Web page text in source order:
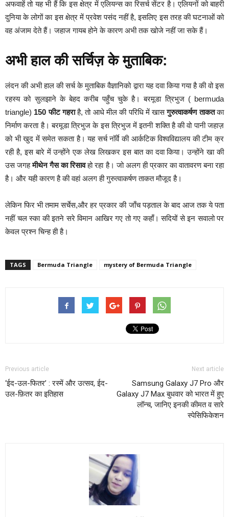
अफवाहें तो यह भी हैं कि इस क्षेत्र में एलियन्स का रिसर्च सेंटर है। एलियनों को बाहरी
दुनिया के लोगों का इस क्षेत्र में प्रवेश पसंद नहीं है, इसलिए इस तरह की घटनाओं को
वह अंजाम देते हैं। जहाज गायब होने के कारण अभी तक खोजे नहीं जा सके हैं।
अभी हाल की सर्चिज़ के मुताबिक:
लंदन की अभी हाल की सर्च के मुताबिक वैज्ञानिको द्वारा यह दवा किया गया है की वो इस
रहस्य को सुलझाने के बेहद करीब पहुँच चुके है। बरमूडा त्रिभुज ( bermuda
triangle) 150 फीट गहराहै, तो आधे मील की परिधि में खासगुरुत्वाकर्षण ताकतका
निर्माण करता है। बरमूडा त्रिभुज के इस त्रिभुज में इतनी शक्ति है की वो पानी जहाज़
को भी खुद में समेत सकता है। यह सर्च नॉर्वे की आर्कटिक विश्वविद्यालय की टीम क्र
रही है, इस बारे में उन्होंने एक लेख लिखकर इस बात का दवा किया। उन्होंने खा की
उस जगहमीथेन गैस का रिसावहो रहा है। जो अलग ही प्रकार का वातावरण बना रहा
है। और यही कारण है की वहां अलग ही गुरुत्वाकर्षण ताकत मौजूद है।
लेकिन फिर भी तमाम सर्चेस,और हर प्रकार की जाँच पड़ताल के बाद आज तक ये पता
नहीं चल स्का की इतने सरे विमान आखिर गए तो गए कहाँ। सदियों से इन सवालो पर
केवल प्रश्न चिन्ह ही है।
TAGS Bermuda Triangle mystery of Bermuda Triangle
Previous article
‘ईद-उल-फितर’ : रस्में और उत्सव, ईद-
उल-फ़ितर का इतिहास
Next article
Samsung Galaxy J7 Pro और
Galaxy J7 Max बुधवार को भारत में हुए
लॉन्च, जानिए इनकी कीमत व सारे
स्पेसिफिकेशन